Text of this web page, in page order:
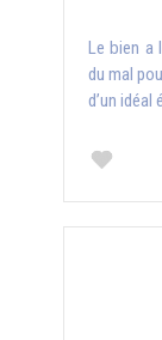
Le bien a
du mal
d’un idéal